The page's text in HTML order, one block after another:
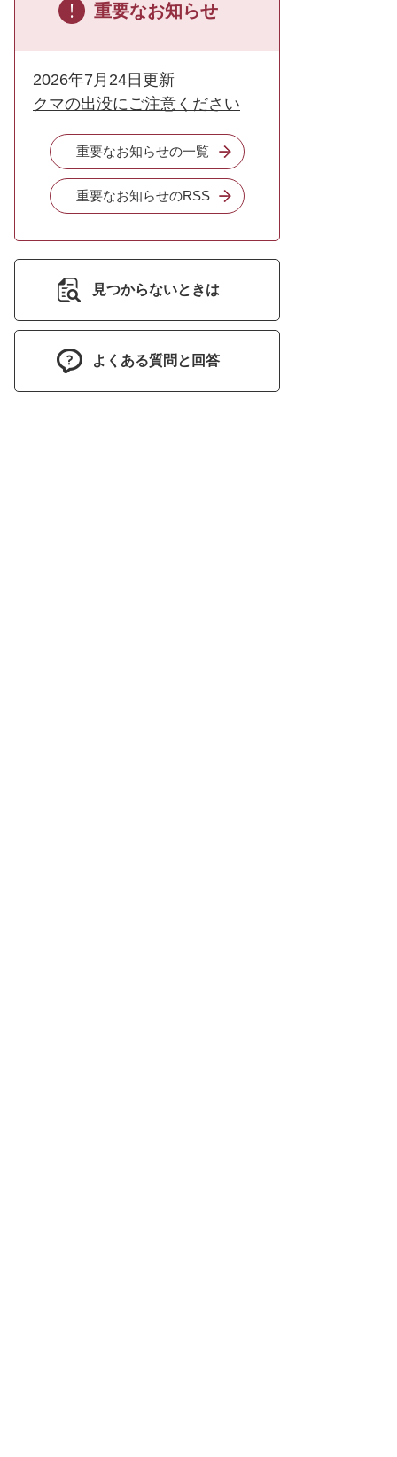
重要なお知らせ
2026年7月24日更新
クマの出没にご注意ください
重要なお知らせの一覧
重要なお知らせのRSS
見つからないときは
よくある質問と回答